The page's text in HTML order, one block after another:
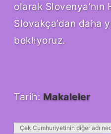
olarak Slovenya’nın
Slovakça’dan daha
bekliyoruz.
Tarih: Makaleler
Çek Cumhuriyetinin diğer adı